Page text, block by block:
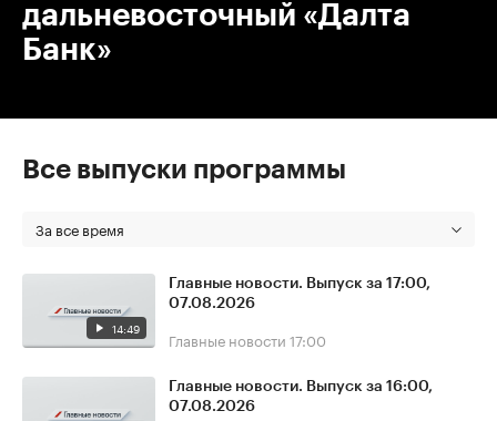
дальневосточный «Далта
Банк»
Все выпуски программы
За все время
14:49
Главные новости. Выпуск за 17:00,
07.08.2026
Главные новости 17:00
Главные новости. Выпуск за 16:00,
07.08.2026